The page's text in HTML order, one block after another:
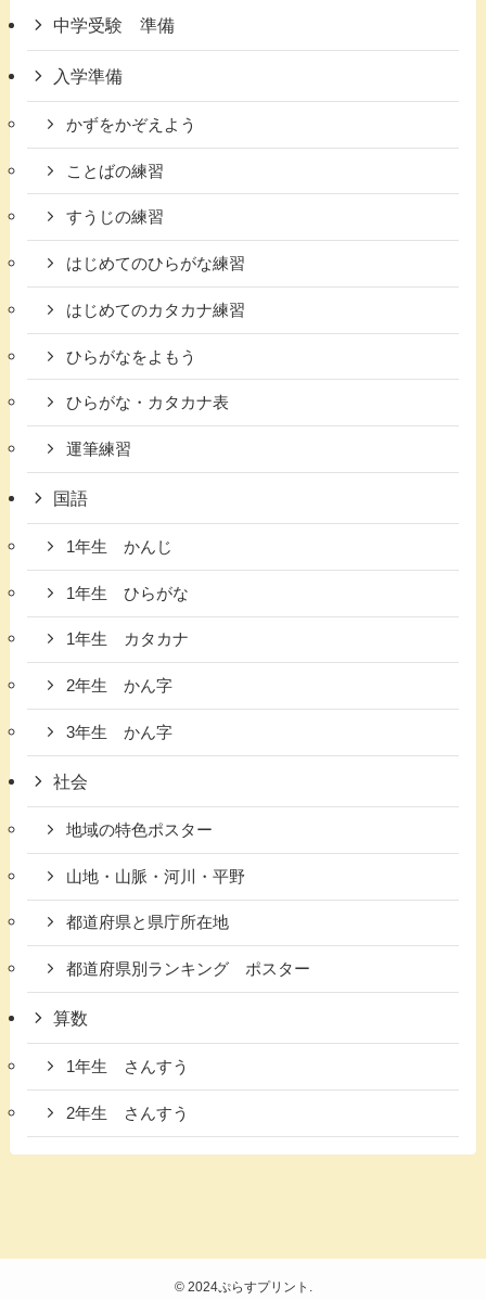
中学受験 準備
入学準備
かずをかぞえよう
ことばの練習
すうじの練習
はじめてのひらがな練習
はじめてのカタカナ練習
ひらがなをよもう
ひらがな・カタカナ表
運筆練習
国語
1年生 かんじ
1年生 ひらがな
1年生 カタカナ
2年生 かん字
3年生 かん字
社会
地域の特色ポスター
山地・山脈・河川・平野
都道府県と県庁所在地
都道府県別ランキング ポスター
算数
1年生 さんすう
2年生 さんすう
©2024ぷらすプリント.